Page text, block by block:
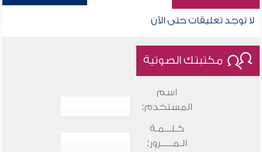
لا توجد تعليقات حتى الآن
مكتبتك الصوتية
اسم
المستخدم:
كـلـــمـة
الـمـــــرور: